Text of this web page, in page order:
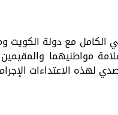
مع دولة الكويت
مواطنيهما
لهذه الاعتداءات